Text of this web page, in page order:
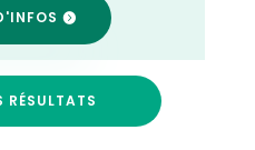
RÉSULTATS